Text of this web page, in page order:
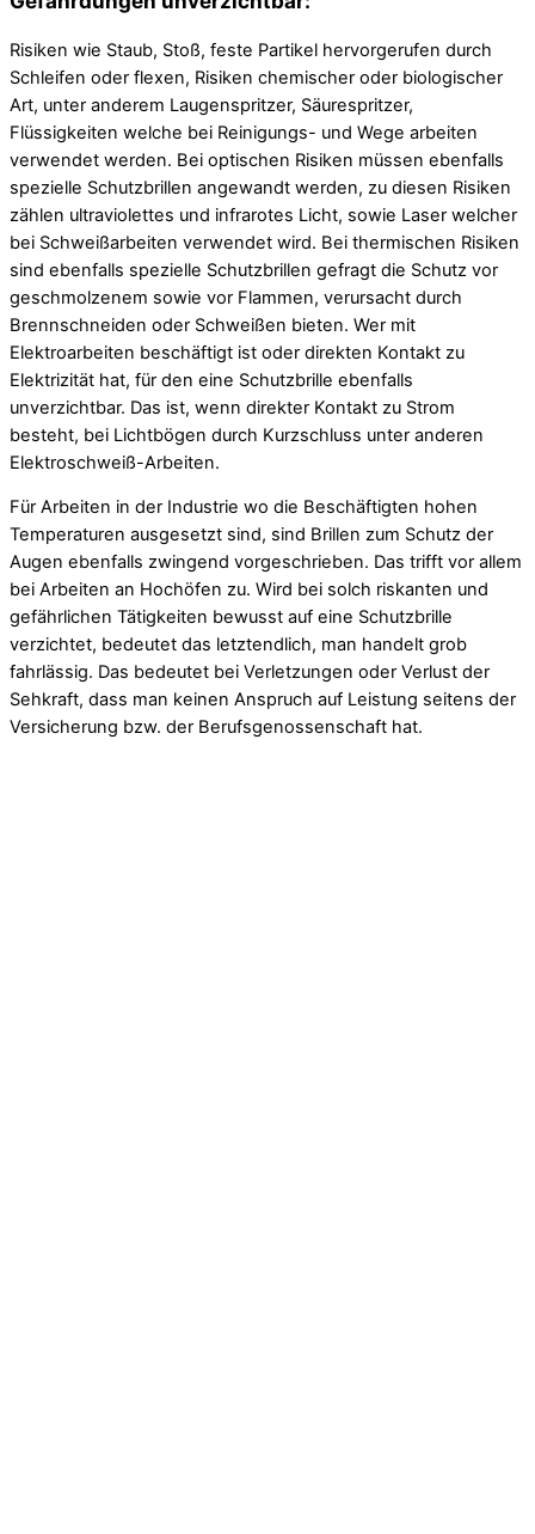
Risiken wie Staub, Stoß, feste Partikel hervorgerufen durch
Schleifen oder flexen, Risiken chemischer oder biologischer
Art, unter anderem Laugenspritzer, Säurespritzer,
Flüssigkeiten welche bei Reinigungs- und Wege arbeiten
verwendet werden. Bei optischen Risiken müssen ebenfalls
spezielle Schutzbrillen angewandt werden, zu diesen Risiken
zählen ultraviolettes und infrarotes Licht, sowie Laser welcher
bei Schweißarbeiten verwendet wird. Bei thermischen Risiken
sind ebenfalls spezielle Schutzbrillen gefragt die Schutz vor
geschmolzenem sowie vor Flammen, verursacht durch
Brennschneiden oder Schweißen bieten. Wer mit
Elektroarbeiten beschäftigt ist oder direkten Kontakt zu
Elektrizität hat, für den eine Schutzbrille ebenfalls
unverzichtbar. Das ist, wenn direkter Kontakt zu Strom
besteht, bei Lichtbögen durch Kurzschluss unter anderen
Elektroschweiß-Arbeiten.
Für Arbeiten in der Industrie wo die Beschäftigten hohen
Temperaturen ausgesetzt sind, sind Brillen zum Schutz der
Augen ebenfalls zwingend vorgeschrieben. Das trifft vor allem
bei Arbeiten an Hochöfen zu. Wird bei solch riskanten und
gefährlichen Tätigkeiten bewusst auf eine Schutzbrille
verzichtet, bedeutet das letztendlich, man handelt grob
fahrlässig. Das bedeutet bei Verletzungen oder Verlust der
Sehkraft, dass man keinen Anspruch auf Leistung seitens der
Versicherung bzw. der Berufsgenossenschaft hat.